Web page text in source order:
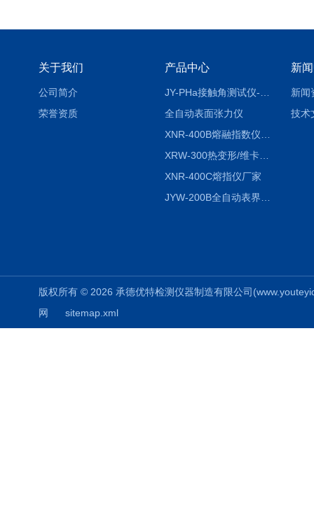
关于我们
公司简介
荣誉资质
产品中心
全自动表面张力仪
XRW-300热变形/维卡软化点温度测定仪
XNR-400C熔指仪厂家
新
新闻
技术
版权所有 © 2026 承德优特检测仪器制造有限公司
网
sitemap.xml